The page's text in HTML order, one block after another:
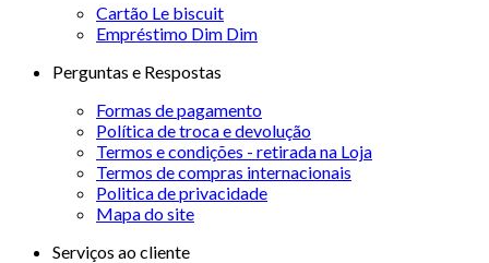
Cartão Le biscuit
Empréstimo Dim Dim
Perguntas e Respostas
Formas de pagamento
Política de troca e devolução
Termos e condições - retirada na Loja
Termos de compras internacionais
Politica de privacidade
Mapa do site
Serviços ao cliente